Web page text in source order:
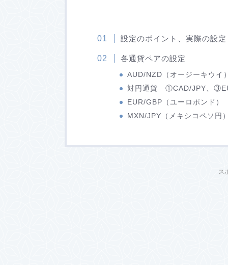
設定のポイント、実際の設定
各通貨ペアの設定
AUD/NZD（オージーキウイ
対円通貨 ①CAD/JPY、
EUR/GBP（ユーロポンド）
MXN/JPY（メキシコペソ円
ス